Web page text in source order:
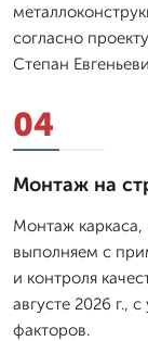
согласно
Степан
04
Монтаж на
Монтаж
выполняем с
и контроля
августе 2026 г.,
факторов.